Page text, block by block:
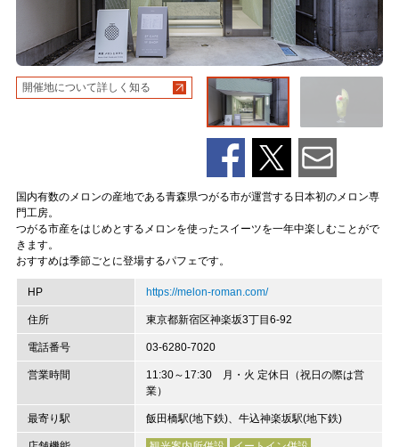
開催地について詳しく知る
国内有数のメロンの産地である青森県つがる市が運営する日本初のメロン専
門工房。
つがる市産をはじめとするメロンを使ったスイーツを一年中楽しむことがで
きます。
おすすめは季節ごとに登場するパフェです。
HP https://melon-roman.com/
住所 東京都新宿区神楽坂3丁目6-92
電話番号 03-6280-7020
営業時間
11:30～17:30 月・火 定休日（祝日の際は営
業）
最寄り駅 飯田橋駅(地下鉄)、牛込神楽坂駅(地下鉄)